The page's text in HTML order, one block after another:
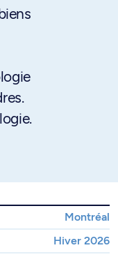
Montréal
Hiver 2026